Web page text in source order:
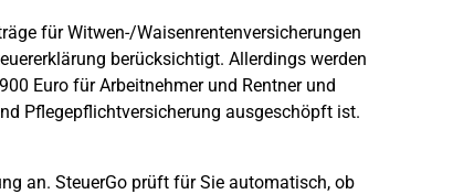
für Witwen-/Waisenrentenversicherungen
berücksichtigt. Allerdings werden
Euro für Arbeitnehmer und Rentner und
Pflegepflichtversicherung ausgeschöpft ist.
an. SteuerGo prüft für Sie automatisch, ob